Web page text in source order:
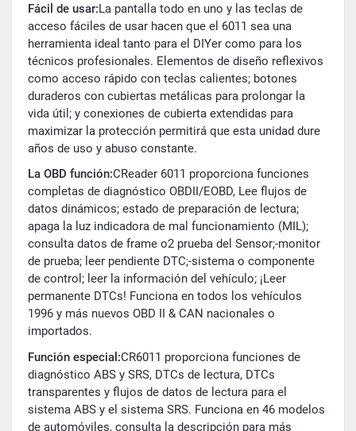
Fácil de usar:La pantalla todo en uno y las teclas de
acceso fáciles de usar hacen que el 6011 sea una
herramienta ideal tanto para el DIYer como para los
técnicos profesionales. Elementos de diseño reflexivos
como acceso rápido con teclas calientes; botones
duraderos con cubiertas metálicas para prolongar la
vida útil; y conexiones de cubierta extendidas para
maximizar la protección permitirá que esta unidad dure
años de uso y abuso constante.
La OBD función:CReader 6011 proporciona funciones
completas de diagnóstico OBDII/EOBD, Lee flujos de
datos dinámicos; estado de preparación de lectura;
apaga la luz indicadora de mal funcionamiento (MIL);
consulta datos de frame o2 prueba del Sensor;-monitor
de prueba; leer pendiente DTC;-sistema o componente
de control; leer la información del vehículo; ¡Leer
permanente DTCs! Funciona en todos los vehículos
1996 y más nuevos OBD II & CAN nacionales o
importados.
Función especial:CR6011 proporciona funciones de
diagnóstico ABS y SRS, DTCs de lectura, DTCs
transparentes y flujos de datos de lectura para el
sistema ABS y el sistema SRS. Funciona en 46 modelos
de automóviles, consulta la descripción para más